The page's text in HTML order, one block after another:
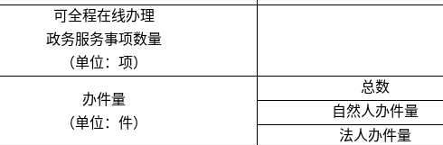
可全程在线办理
政务服务事项数量
（单位：项）
办件量
（单位：件）
总数
自然人办件量
法人办件量